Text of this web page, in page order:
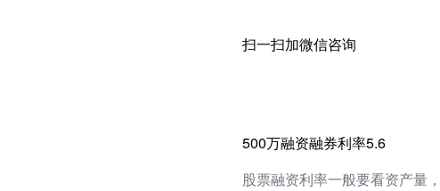
扫一扫加微信咨询
500万融资融券利率5.6
股票融资利率一般要看资产量